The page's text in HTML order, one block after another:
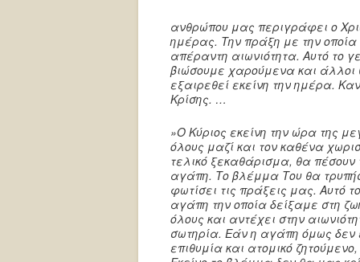
ανθρώπου μας περιγράφει ο
ημέρας. Την πράξη με την
απέραντη αιωνιότητα. Αυτό το
βιώσουμε χαρούμενα και άλλοι
εξαιρεθεί εκείνη την ημέρα.
Κρίσης. …
»Ο Κύριος εκείνη την ώρα της
όλους μαζί και τον καθένα
τελικό ξεκαθάρισμα, θα
αγάπη. Το βλέμμα Του θα
φωτίσει τις πράξεις μας. Αυτό
αγάπη την οποία δείξαμε στη
όλους και αντέχει στην
σωτηρία. Εάν η αγάπη όμως δεν
επιθυμία και ατομικό